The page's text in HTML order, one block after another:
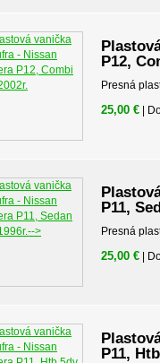
P12,
Presná
25,00 € |
P11,
Presná
25,00 € |
P11,